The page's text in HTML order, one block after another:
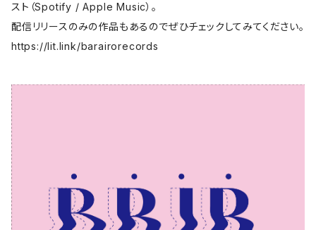
スト（Spotify / Apple Music）。
配信リリースのみの作品もあるのでぜひチェックしてみてください。
https://lit.link/barairorecords